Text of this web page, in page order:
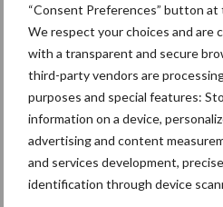
“Consent Preferences” button
We respect your choices and are
with a transparent and secure
third-party vendors are
purposes and special features:
information on a device,
advertising and content
and services development,
identification through device
7 aug
De
voor
6 aug